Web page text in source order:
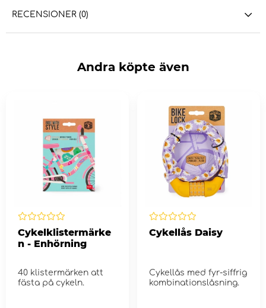
RECENSIONER (0)
Andra köpte även
Cykelklistermärke
n - Enhörning
40 klistermärken att
fästa på cykeln.
Cykellås Daisy
Cykellås med fyr-siffrig
kombinationslåsning.